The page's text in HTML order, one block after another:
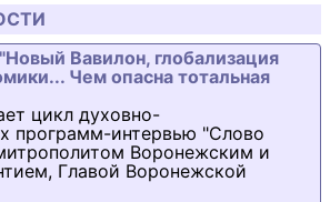
Вавилон, глобализация
Чем опасна тотальная
цикл духовно-
программ-интервью "Слово
Воронежским и
Главой Воронежской